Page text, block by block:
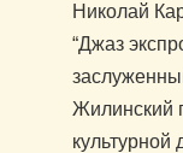
Николай
“Джаз
Жилинский